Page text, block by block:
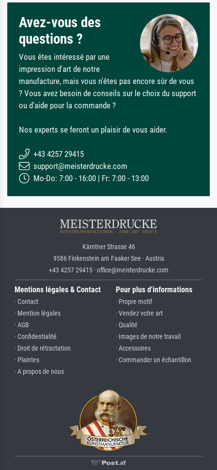
Avez-vous des
questions ?
Vous êtes intéressé par une
impression d'art de notre
manufacture, mais vous n'êtes pas encore sûr de vous
? Vous avez besoin de conseils sur le choix du support
ou d'aide pour la commande ?
Nos experts se feront un plaisir de vous aider.
+43 4257 29415
support@meisterdrucke.com
Mo-Do: 7:00 - 16:00 | Fr: 7:00 - 13:00
Kärntner Strasse 46
9586 Finkenstein am Faaker See · Austria
+43 4257 29415 · office@meisterdrucke.com
Mentions légales & Contact
· Contact
· Mention légales
· AGB
· Confidentialité
· Droit de rétractation
· Plaintes
· A propos de nous
Pour plus d'informations
· Propre motif
· Vendez votre art
· Qualité
· Images de notre travail
· Accessoires
· Commander un échantillon